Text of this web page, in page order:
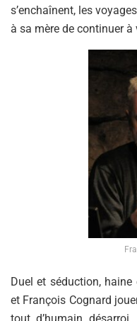
s’enchaînent, les
à sa mère de continuer à
Duel et séduction,
et François Cognard